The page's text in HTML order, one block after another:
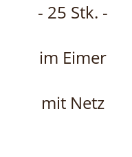
- 25 Stk. -
im Eimer
mit Netz